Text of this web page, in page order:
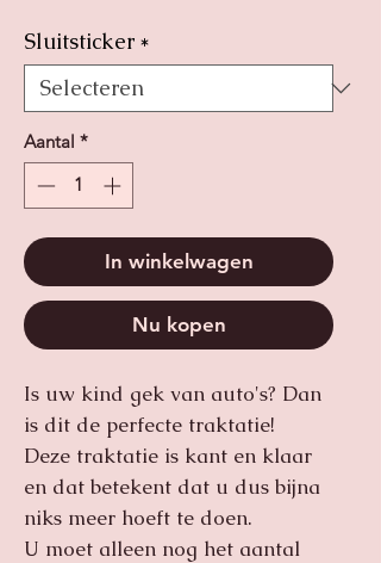
Sluitsticker *
Aantal *
In winkelwagen
Nu kopen
Is uw kind gek van auto's? Dan
is dit de perfecte traktatie!
Deze traktatie is kant en klaar
en dat betekent dat u dus bijna
niks meer hoeft te doen.
U moet alleen nog het aantal